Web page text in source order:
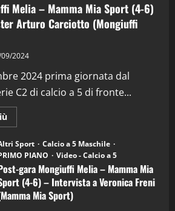
Melia – Mamma Mia Sport (4-6)
Arturo Carciotto (Mongiuffi
2024
2024 prima giornata dal
C2 di calcio a 5 di fronte...
informazioni
Post-
gara
Mongiuffi
Melia
–
Mamma
Mia
Sport
Sport
Calcio a 5 Maschile
PIANO
Video - Calcio a 5
gara Mongiuffi Melia – Mamma Mia
(4-6) – Intervista a Veronica Freni
Mia Sport)
in Podcast: 29^ Puntata
28 Aprile 2026)
28/04/2026
in Podcast
in Podcast: 28^ Puntata
21 Aprile 2026)
21/04/2026